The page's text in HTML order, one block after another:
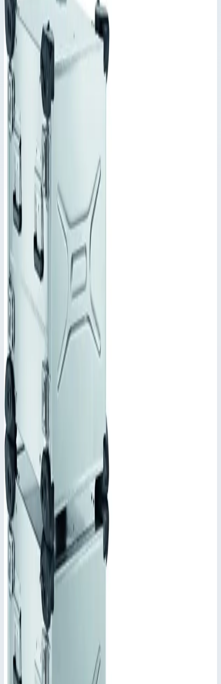
Корпус Mitraset 19" Артикул:45955
Корпус Mitraset Racklite Basic 19"
Zarges 5 HE/U 586х568х315 мм 45955
Производитель: Zarges; Артикул: 45955; Наружный размер:
586 x 568 x 315 мм; Вес: 10,20 кг
Корпус Mitraset 19"
Корпус Mitraset Racklite Basic 19" Zarges 5 HE/U 586х568х315
мм 45955
Zarges
Корпус Mitraset 19"
Производитель: Zarges; Артикул: 45955; Наружный размер:
586 x 568 x 315 мм; Вес: 10,20 кг
Основные параметры
Масса
10,20 кг
Производитель
Zarges
Артикул
45955
Наружный размер
586х568х315 мм
Стоимость
Цена по запросу
Добавить в заявку
Корпус Mitraset Racklite Basic 19" Zarges 5 HE/U 586х568х315
мм 45955
Добавить в заявку
Корпус Mitraset Racklite Basic 19" Zarges 5 HE/U 586х568х315
мм 45955
Арт.
Цена по запросу
Добавить в заявку
Добавить к сравнению
Описание
Корпус Mitraset Racklite Basic 19" Zar
Переносные корпусы для электронных приборов
Для размещения электронных приборов в формате 19"
согласно VG 95446
Разные по глубине и высоте исполнения.
Широкий ассортимент дополнительных
комплектующих.
Степень защиты IP 65 по DIN EN 60529 и IEC 34-5/529
обеспечивается сварным корпусом и крышкой с
уплотнением по периметру.